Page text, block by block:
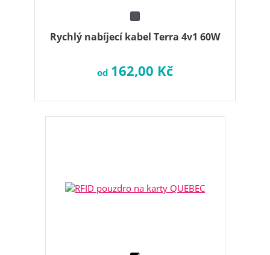
Rychlý nabíjecí kabel Terra 4v1 60W
od 162,00 Kč